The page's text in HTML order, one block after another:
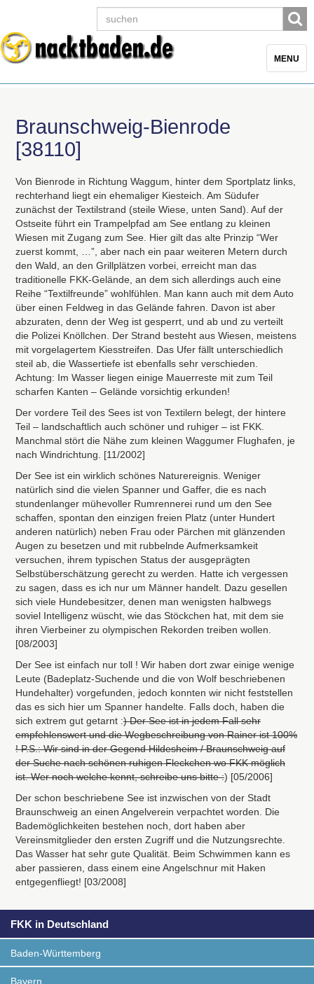
Toggle
MENU
Braunschweig-Bienrode
[38110]
Von Bienrode in Richtung Waggum, hinter dem Sportplatz links,
rechterhand liegt ein ehemaliger Kiesteich. Am Südufer
zunächst der Textilstrand (steile Wiese, unten Sand). Auf der
Ostseite führt ein Trampelpfad am See entlang zu kleinen
Wiesen mit Zugang zum See. Hier gilt das alte Prinzip “Wer
zuerst kommt, …”, aber nach ein paar weiteren Metern durch
den Wald, an den Grillplätzen vorbei, erreicht man das
traditionelle FKK-Gelände, an dem sich allerdings auch eine
Reihe “Textilfreunde” wohlfühlen. Man kann auch mit dem Auto
über einen Feldweg in das Gelände fahren. Davon ist aber
abzuraten, denn der Weg ist gesperrt, und ab und zu verteilt
die Polizei Knöllchen. Der Strand besteht aus Wiesen, meistens
mit vorgelagertem Kiesstreifen. Das Ufer fällt unterschiedlich
steil ab, die Wassertiefe ist ebenfalls sehr verschieden.
Achtung: Im Wasser liegen einige Mauerreste mit zum Teil
scharfen Kanten – Gelände vorsichtig erkunden!
Der vordere Teil des Sees ist von Textilern belegt, der hintere
Teil – landschaftlich auch schöner und ruhiger – ist FKK
Manchmal stört die Nähe zum kleinen Waggumer Flughafen, je
nach Windrichtung. [11/2002]
Der See ist ein wirklich schönes Naturereignis. Weniger
natürlich sind die vielen Spanner und Gaffer, die es nach
stundenlanger mühevoller Rumrennerei rund um den See
schaffen, spontan den einzigen freien Platz (unter Hundert
anderen natürlich) neben Frau oder Pärchen mit glänzenden
Augen zu besetzen und mit rubbelnde Aufmerksamkeit
versuchen, ihrem typischen Status der ausgeprägten
Selbstüberschätzung gerecht zu werden. Hatte ich vergessen
zu sagen, dass es ich nur um Männer handelt. Dazu gesellen
sich viele Hundebesitzer, denen man wenigsten halbwegs
soviel Intelligenz wüscht, wie das Stöckchen hat, mit dem sie
ihren Vierbeiner zu olympischen Rekorden treiben wollen.
[08/2003]
Der See ist einfach nur toll ! Wir haben dort zwar einige wenige
Leute (Badeplatz-Suchende und die von Wolf beschriebenen
Hundehalter) vorgefunden, jedoch konnten wir nicht feststellen
das es sich hier um Spanner handelte. Falls doch, haben die
sich extrem gut getarnt :) Der See ist in jedem Fall sehr
empfehlenswert und die Wegbeschreibung von Rainer ist 100%
! P.S.: Wir sind in der Gegend Hildesheim / Braunschweig auf
der Suche nach schönen ruhigen Fleckchen woFKKmöglich
ist. Wer noch welche kennt, schreibe uns bitte :) [05/2006]
Der schon beschriebene See ist inzwischen von der Stadt
Braunschweig an einen Angelverein verpachtet worden. Die
Bademöglichkeiten bestehen noch, dort haben aber
Vereinsmitglieder den ersten Zugriff und die Nutzungsrechte.
Das Wasser hat sehr gute Qualität. Beim Schwimmen kann es
aber passieren, dass einem eine Angelschnur mit Haken
entgegenfliegt! [03/2008]
FKK in Deutschland
Baden-Württemberg
Bayern